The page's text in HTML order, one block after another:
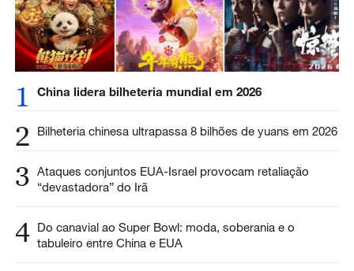
1 China lidera bilheteria mundial em 2026
2 Bilheteria chinesa ultrapassa 8 bilhões de yuans em 2026
3 Ataques conjuntos EUA-Israel provocam retaliação
“devastadora” do Irã
4 Do canavial ao Super Bowl: moda, soberania e o
tabuleiro entre China e EUA